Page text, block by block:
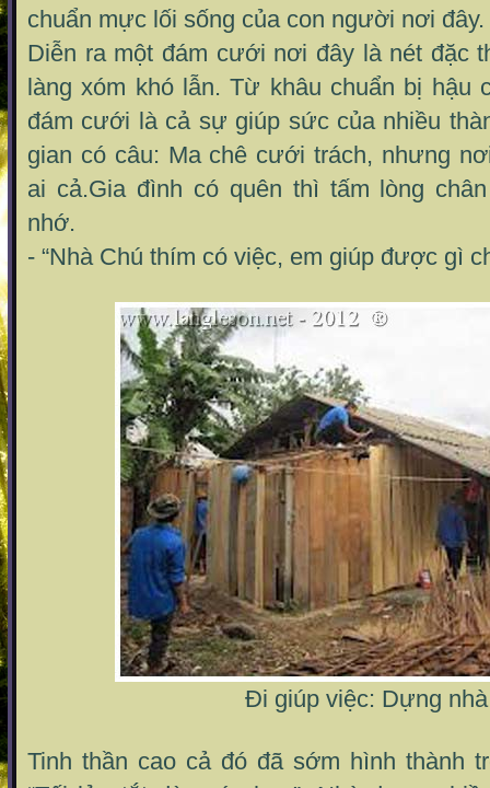
chuẩn mực lối sống của con người nơi đây.
Diễn ra một đám cưới nơi đây là nét đặc
làng xóm khó lẫn. Từ khâu chuẩn bị hậu
đám cưới là cả sự giúp sức của nhiều
gian có câu: Ma chê cưới trách, nhưng
ai cả.Gia đình có quên thì tấm lòng
nhớ.
- “Nhà Chú thím có việc, em giúp được gì
Đi giúp việc: Dựng nhà
Tinh thần cao cả đó đã sớm hình thành